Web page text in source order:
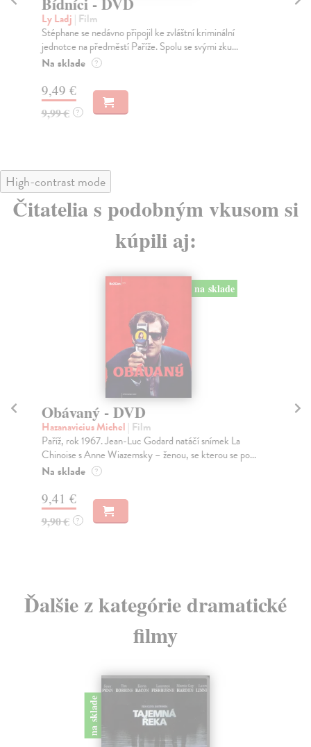
Ly Ladj | Film
Stéphane se nedávno připojil ke zvláštní kriminální
jednotce na předměstí Paříže. Spolu se svými zku...
Na sklade ?
9,49 €
9,99 € ?
High-contrast mode
Čitatelia s podobným vkusom si
kúpili aj:
na sklade
Obávaný - DVD
Hazanavicius Michel | Film
Paříž, rok 1967. Jean-Luc Godard natáčí snímek La
Chinoise s Anne Wiazemsky – ženou, se kterou se po...
Na sklade ?
9,41 €
9,90 € ?
Ďalšie z kategórie dramatické
filmy
na sklade